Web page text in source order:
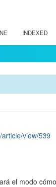
INDEXED
view/539
el modo